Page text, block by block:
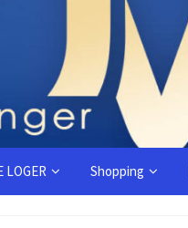
LOGER Shopping